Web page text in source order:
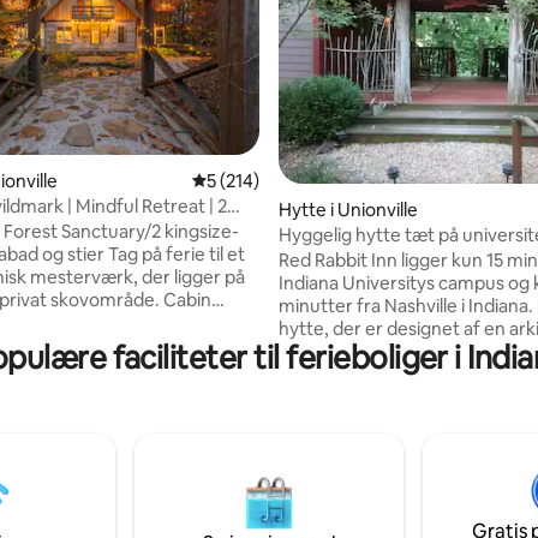
bedømmelse, 135 omtaler5 ud af 5 i gennemsnitlig bedømmelse,
5 (214)
| Mindful Retreat | 2
Sanctuary/2 kingsize-
og stier Tag på ferie til et
mesterværk, der ligger på
skovområde. Cabin
par og aktive voksne, der
luksuriøs oplevelse i naturen,
eller udforsker de
søer og statsparker, er
feriested på
Hytte i Unionville
Hyggelig hytte tæt på
Red Rabbit Inn ligger kun 15
Indiana Universitys campus og
minutter fra Nashville i Indiana.
hytte, der er designet af en
udsmykket med værker af
håndværkere. Denne hytte,
dobbeltseng, badeværelse,
udstyret køkken, gaskamin, tv
samt egen terrasse, udendørs
faciliteter til ferieboliger i
Gratis